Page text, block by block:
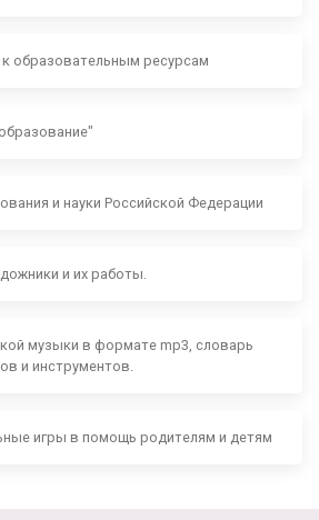
образовательным ресурсам
и науки Российской Федерации
и их работы.
музыки в формате mp3, словарь
и инструментов.
игры в помощь родителям и детям